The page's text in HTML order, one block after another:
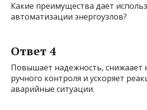
Какие преимущества дает
автоматизации энергоузлов?
Ответ 4
Повышает надежность, снижаает
ручного контроля и ускоряет
аварийные ситуации.